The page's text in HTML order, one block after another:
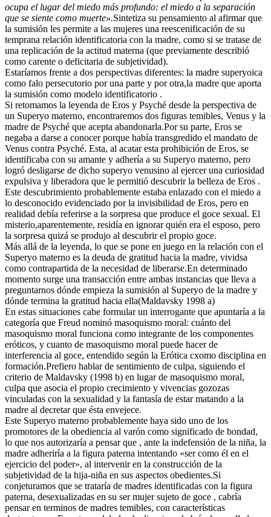
ocupa el lugar del miedo más profundo: el miedo a la separación
que se siente como muerte».Sintetiza su pensamiento al afirmar que
la sumisión les permite a las mujeres una reescenificación de su
temprana relación identificatoria con la madre, como si se tratase de
una replicación de la actitud materna (que previamente describió
como carente o deficitaria de subjetividad).
Estaríamos frente a dos perspectivas diferentes: la madre superyoica
como falo persecutorio por una parte y por otra,la madre que aporta
la sumisión como modelo identificatorio .
Si retomamos la leyenda de Eros y Psyché desde la perspectiva de
un Superyo materno, encontraremos dos figuras temibles, Venus y la
madre de Psyché que acepta abandonarla.Por su parte, Eros se
negaba a darse a conocer porque había transgredido el mandato de
Venus contra Psyché. Esta, al acatar esta prohibición de Eros, se
identificaba con su amante y adhería a su Superyo materno, pero
logró desligarse de dicho superyo venusino al ejercer una curiosidad
expulsiva y liberadora que le permitió descubrir la belleza de Eros .
Este descubrimiento probablemente estaba enlazado con el miedo a
lo desconocido evidenciado por la invisibilidad de Eros, pero en
realidad debía referirse a la sorpresa que produce el goce sexual. El
misterio,aparentemente, residía en ignorar quién era el esposo, pero
la sorpresa quizá se produjo al descubrir el propio goce.
Más allá de la leyenda, lo que se pone en juego en la relación con el
Superyo materno es la deuda de gratitud hacia la madre, vividsa
como contrapartida de la necesidad de liberarse.En determinado
momento surge una transacción entre ambas instancias que lleva a
preguntarnos dónde empieza la sumisión al Superyo de la madre y
dónde termina la gratitud hacia ella(Maldavsky 1998 a)
En estas situaciones cabe formular un interrogante que apuntaría a la
categoría que Freud nominó masoquismo moral: cuánto del
masoquismo moral funciona como integrante de los componentes
eróticos, y cuanto de masoquismo moral puede hacer de
interferencia al goce, entendido según la Erótica cxomo disciplina en
formación.Prefiero hablar de sentimiento de culpa, siguiendo el
criterio de Maldavsky (1998 b) en lugar de masoquismo moral,
culpa que asocia el propio crecimiento y vivencias gozozas
vinculadas con la sexualidad y la fantasía de estar matando a la
madre al decretar que ésta envejece.
Este Superyo materno probablemente haya sido uno de los
promotores de la obediencia al varón como significado de bondad,
lo que nos autorizaría a pensar que , ante la indefensión de la niña, la
madre adheriría a la figura paterna intentando «ser como él en el
ejercicio del poder», al intervenir en la construcción de la
subjetividad de la hija-niña en sus aspectos obedientes.Si
conjeturamos que se trataría de madres identificadas con la figura
paterna, desexualizadas en su ser mujer sujeto de goce , cabría
pensar en terminos de madres temibles, con características